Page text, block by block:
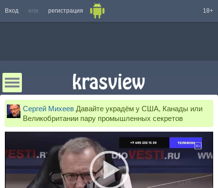
Вход или регистрация 18+
Сергей Михеев Давайте украдём у США, Канады или
Великобритании пару промышленных секретов